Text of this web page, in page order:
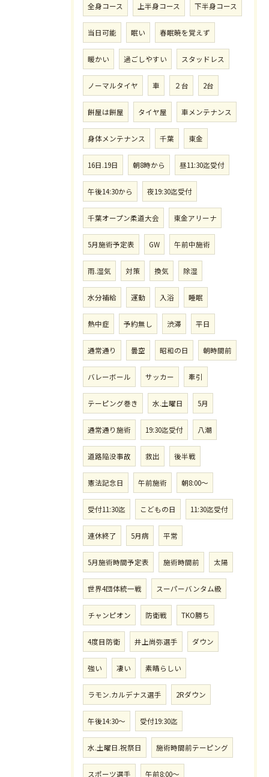
全身コース 上半身コース 下半身コース
当日可能 眠い 春眠暁を覚えず
暖かい 過ごしやすい スタッドレス
ノーマルタイヤ 車 ２台 2台
餅屋は餅屋 タイヤ屋 車メンテナンス
身体メンテナンス 千葉 東金
16日.19日 朝8時から 昼11:30迄受付
午後14:30から 夜19:30迄受付
千葉オープン柔道大会 東金アリーナ
5月施術予定表 GW 午前中施術
雨.湿気 対策 換気 除湿
水分補給 運動 入浴 睡眠
熱中症 予約無し 渋滞 平日
通常通り 曇空 昭和の日 朝時間前
バレーボール サッカー 牽引
テーピング巻き 水.土曜日 5月
通常通り施術 19:30迄受付 八潮
道路陥没事故 救出 後半戦
憲法記念日 午前施術 朝8:00〜
受付11:30迄 こどもの日 11:30迄受付
連休終了 5月病 平常
5月施術時間予定表 施術時間前 太陽
世界4団体統一戦 スーパーバンタム級
チャンピオン 防衛戦 TKO勝ち
4度目防衛 井上尚弥選手 ダウン
強い 凄い 素晴らしい
ラモン.カルデナス選手 2Rダウン
午後14:30〜 受付19:30迄
水.土曜日.祝祭日 施術時間前テーピング
スポーツ選手 午前8:00〜